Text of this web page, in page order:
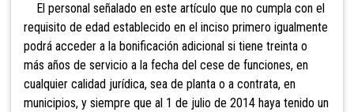
El personal señalado en este artículo que no cumpla con el
requisito de edad establecido en el inciso primero igualmente
podrá acceder a la bonificación adicional si tiene treinta o
más años de servicio a la fecha del cese de funciones, en
cualquier calidad jurídica, sea de planta o a contrata, en
municipios, y siempre que al 1 de julio de 2014 haya tenido un